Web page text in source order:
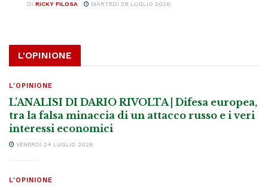
DI RICKY FILOSA MARTEDÌ 28 LUGLIO 2026
L'OPINIONE
L'OPINIONE
L’ANALISI DI DARIO RIVOLTA | Difesa europea,
tra la falsa minaccia di un attacco russo e i veri
interessi economici
VENERDÌ 24 LUGLIO 2026
L'OPINIONE